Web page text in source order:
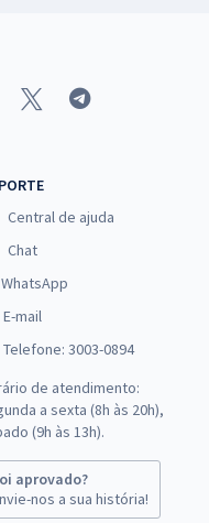
Central de ajuda
Chat
WhatsApp
E-mail
Telefone: 3003-0894
de atendimento:
a sexta (8h às 20h),
(9h às 13h).
aprovado?
nos a sua história!